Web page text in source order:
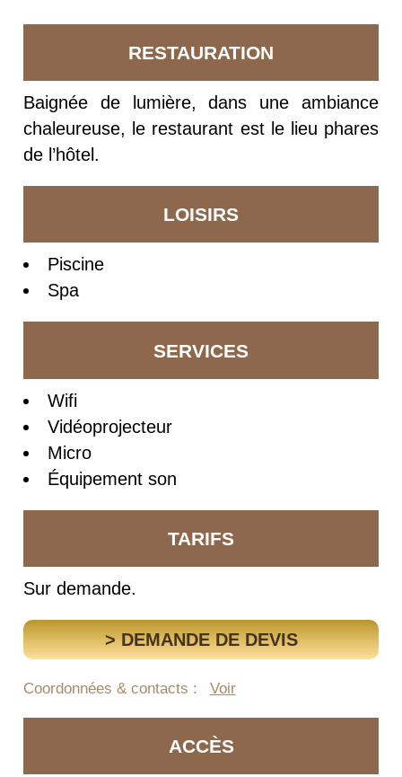
RESTAURATION
Baignée de lumière, dans une ambiance
chaleureuse, le restaurant est le lieu phares
de l’hôtel.
LOISIRS
Piscine
Spa
SERVICES
Wifi
Vidéoprojecteur
Micro
Équipement son
TARIFS
Sur demande.
> DEMANDE DE DEVIS
Coordonnées & contacts : Voir
ACCÈS